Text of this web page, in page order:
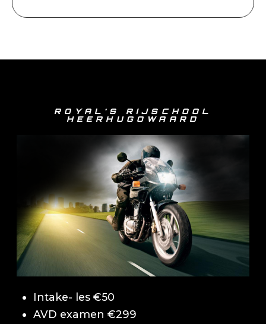
ROYAL'S RIJSCHOOL
HEERHUGOWAARD
Intake- les €50
AVD examen €299